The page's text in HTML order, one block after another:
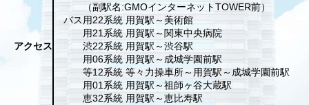
アクセス
（副駅名:GMOインターネットTOWER前）
バス 用22系統 用賀駅～美術館
用21系統 用賀駅～関東中央病院
渋22系統 用賀駅～渋谷駅
用06系統 用賀駅～成城学園前駅
等12系統 等々力操車所～用賀駅～成城学園前駅
用01系統 用賀駅～祖師ヶ谷大蔵駅
恵32系統 用賀駅～恵比寿駅